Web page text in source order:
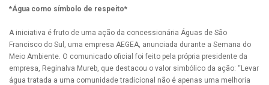
*Água como símbolo de respeito*
A iniciativa é fruto de uma ação da concessionária Águas de São
Francisco do Sul, uma empresa AEGEA, anunciada durante a Semana do
Meio Ambiente. O comunicado oficial foi feito pela própria presidente da
empresa, Reginalva Mureb, que destacou o valor simbólico da ação: “Levar
água tratada a uma comunidade tradicional não é apenas uma melhoria